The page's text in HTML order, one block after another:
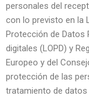
personales del
con lo previsto en la
Protección de Datos
digitales (LOPD) y
Europeo y del
protección de las
tratamiento de